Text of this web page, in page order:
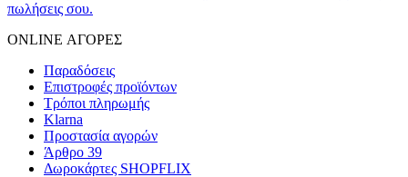
πωλήσεις σου.
ONLINE ΑΓΟΡΕΣ
Παραδόσεις
Επιστροφές προϊόντων
Τρόποι πληρωμής
Klarna
Προστασία αγορών
Άρθρο 39
Δωροκάρτες SHOPFLIX